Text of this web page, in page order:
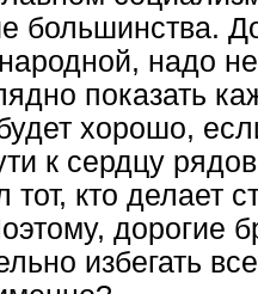
большинства.
надо
показать
хорошо,
к сердцу
кто делает
дорогие
избегать